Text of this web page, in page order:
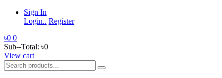
Sign In
Login.. Register
৳0 0
Sub--Total: ৳0
View cart